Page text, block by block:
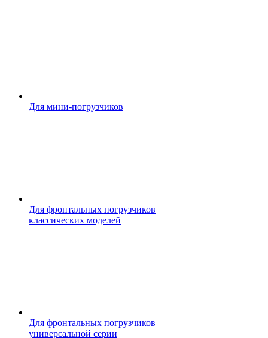
Для мини-погрузчиков
Для фронтальных погрузчиков
классических моделей
Для фронтальных погрузчиков
универсальной серии